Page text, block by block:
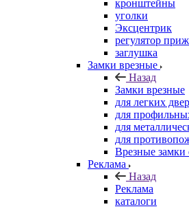
кронштейны
уголки
Эксцентрик
регулятор
заглушка
Замки врезные
Назад
Замки врезные
для легких
для
для
для
Врезные замки
Реклама
Назад
Реклама
каталоги